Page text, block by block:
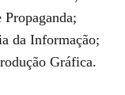
da Informação;
Gráfica.